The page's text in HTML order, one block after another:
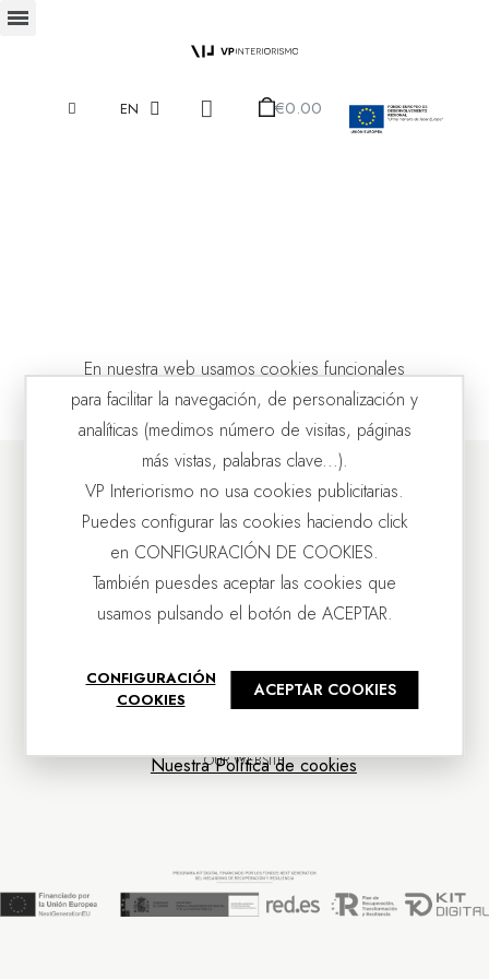
EN €0.00
OUR COMPANY
CUSTOMER SERVICE
OUR WEBSITE
En nuestra web usamos cookies funcionales
para facilitar la navegación, de personalización y
analíticas (medimos número de visitas, páginas
más vistas, palabras clave...).
VP Interiorismo no usa cookies publicitarias.
Puedes configurar las cookies haciendo click
en CONFIGURACIÓN DE COOKIES.
También puesdes aceptar las cookies que
usamos pulsando el botón de ACEPTAR.
CONFIGURACIÓN
COOKIES
ACEPTAR COOKIES
Nuestra Política de cookies